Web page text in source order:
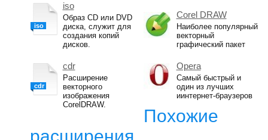
iso
iso
Образ CD или DVD
диска, служит для
создания копий
дисков.
cdr
cdr
Расширение
векторного
изображения
CorelDRAW.
Corel DRAW
Наиболее популярный
векторный
графический пакет
Opera
Самый быстрый и
один из лучших
иинтернет-браузеров
Похожие